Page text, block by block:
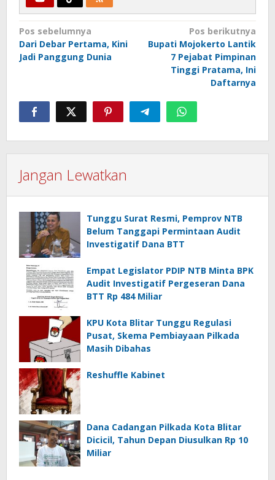
Navigasi
pos
Pos sebelumnya
Dari Debar Pertama, Kini
Jadi Panggung Dunia
Pos berikutnya
Bupati Mojokerto Lantik
7 Pejabat Pimpinan
Tinggi Pratama, Ini
Daftarnya
Jangan Lewatkan
Tunggu Surat Resmi, Pemprov NTB
Belum Tanggapi Permintaan Audit
Investigatif Dana BTT
Empat Legislator PDIP NTB Minta BPK
Audit Investigatif Pergeseran Dana
BTT Rp 484 Miliar
KPU Kota Blitar Tunggu Regulasi
Pusat, Skema Pembiayaan Pilkada
Masih Dibahas
Reshuffle Kabinet
Dana Cadangan Pilkada Kota Blitar
Dicicil, Tahun Depan Diusulkan Rp 10
Miliar